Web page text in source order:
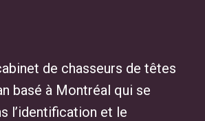
de chasseurs de têtes
basé à Montréal qui se
l’identification et le